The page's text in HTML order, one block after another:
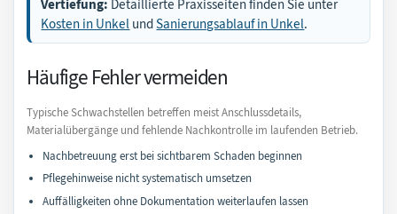
Vertiefung: Detaillierte Praxisseiten finden Sie unter
Kosten in Unkel undSanierungsablauf in Unkel.
Häufige Fehler vermeiden
Typische Schwachstellen betreffen meist Anschlussdetails,
Materialübergänge und fehlende Nachkontrolle im laufenden Betrieb.
Nachbetreuung erst bei sichtbarem Schaden beginnen
Pflegehinweise nicht systematisch umsetzen
Auffälligkeiten ohne Dokumentation weiterlaufen lassen